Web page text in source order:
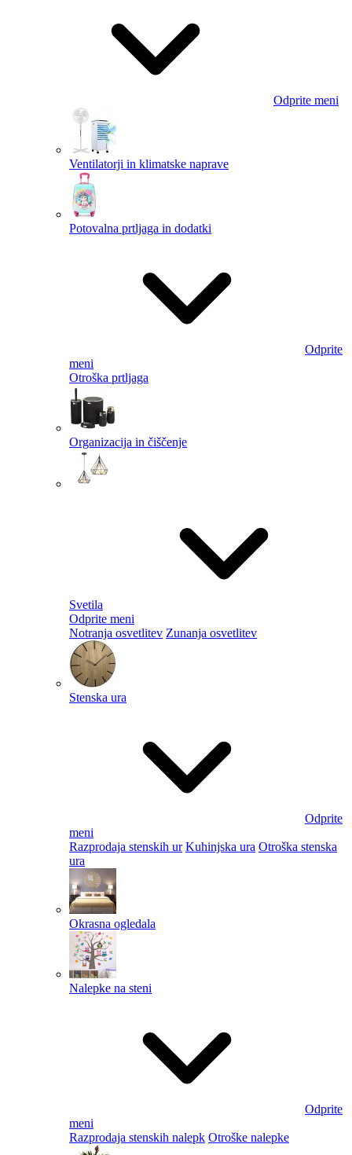
Odprite meni
Ventilatorji in klimatske naprave
Potovalna prtljaga in dodatki
Odprite
meni
Otroška prtljaga
Organizacija in čiščenje
Svetila
Odprite meni
Notranja osvetlitev Zunanja osvetlitev
Stenska ura
Odprite
meni
Razprodaja stenskih ur Kuhinjska ura Otroška stenska
ura
Okrasna ogledala
Nalepke na steni
Odprite
meni
Razprodaja stenskih nalepk Otroške nalepke